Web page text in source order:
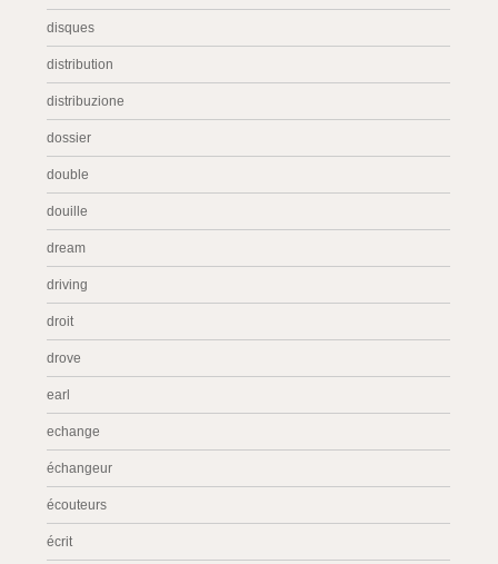
disques
distribution
distribuzione
dossier
double
douille
dream
driving
droit
drove
earl
echange
échangeur
écouteurs
écrit